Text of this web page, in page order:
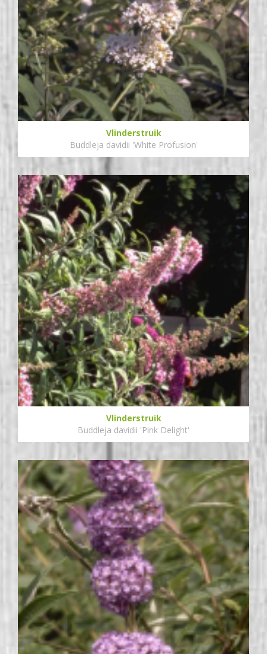
Vlinderstruik
Buddleja davidii 'White Profusion'
Vlinderstruik
Buddleja davidii 'Pink Delight'